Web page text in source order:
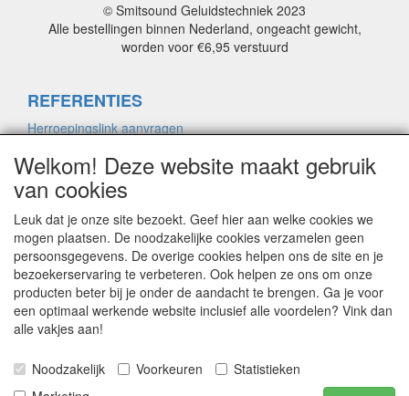
© Smitsound Geluidstechniek 2023
Alle bestellingen binnen Nederland, ongeacht gewicht,
worden voor €6,95 verstuurd
REFERENTIES
Herroepingslink aanvragen
ALGEMENE VOORWAARDEN
Herroepingslink aanvragen
PRIVACYVERKLARING
Herroepingslink aanvragen
CONTACT
Welkom! Deze website maakt gebruik
van cookies
Leuk dat je onze site bezoekt. Geef hier aan welke cookies we
mogen plaatsen. De noodzakelijke cookies verzamelen geen
persoonsgegevens. De overige cookies helpen ons de site en je
bezoekerservaring te verbeteren. Ook helpen ze ons om onze
producten beter bij je onder de aandacht te brengen. Ga je voor
een optimaal werkende website inclusief alle voordelen? Vink dan
alle vakjes aan!
Noodzakelijk Voorkeuren
Statistieken